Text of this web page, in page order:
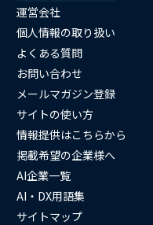
運営会社
個人情報の取り扱い
よくある質問
お問い合わせ
メールマガジン登録
サイトの使い方
情報提供はこちらから
掲載希望の企業様へ
AI企業一覧
AI・DX用語集
サイトマップ